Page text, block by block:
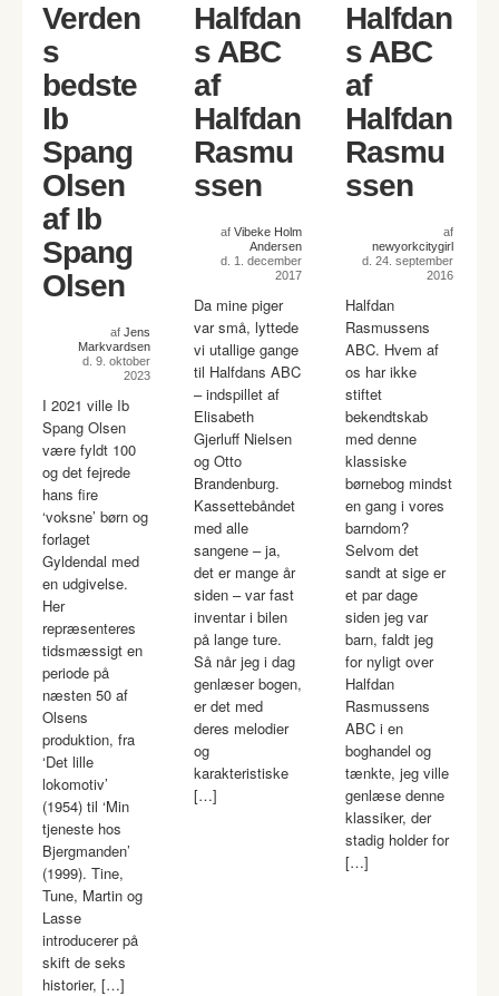
Verden
s
bedste
Ib
Spang
Olsen
af Ib
Spang
Olsen
af Jens
Markvardsen
d. 9. oktober
2023
I 2021 ville Ib
Spang Olsen
være fyldt 100
og det fejrede
hans fire
‘voksne’ børn og
forlaget
Gyldendal med
en udgivelse.
Her
repræsenteres
tidsmæssigt en
periode på
næsten 50 af
Olsens
produktion, fra
‘Det lille
lokomotiv’
(1954) til ‘Min
tjeneste hos
Bjergmanden’
(1999). Tine,
Tune, Martin og
Lasse
introducerer på
skift de seks
historier, […]
Halfdan
s ABC
af
Halfdan
Rasmu
ssen
af Vibeke Holm
Andersen
d. 1. december
2017
Da mine piger
var små, lyttede
vi utallige gange
til Halfdans ABC
– indspillet af
Elisabeth
Gjerluff Nielsen
og Otto
Brandenburg.
Kassettebåndet
med alle
sangene – ja,
det er mange år
siden – var fast
inventar i bilen
på lange ture.
Så når jeg i dag
genlæser bogen,
er det med
deres melodier
og
karakteristiske
[…]
Halfdan
s ABC
af
Halfdan
Rasmu
ssen
af
newyorkcitygirl
d. 24. september
2016
Halfdan
Rasmussens
ABC. Hvem af
os har ikke
stiftet
bekendtskab
med denne
klassiske
børnebog mindst
en gang i vores
barndom?
Selvom det
sandt at sige er
et par dage
siden jeg var
barn, faldt jeg
for nyligt over
Halfdan
Rasmussens
ABC i en
boghandel og
tænkte, jeg ville
genlæse denne
klassiker, der
stadig holder for
[…]